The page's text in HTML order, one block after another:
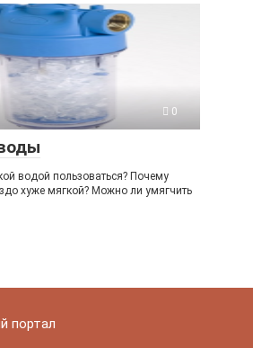
0
водой пользоваться? Почему
хуже мягкой? Можно ли умягчить
портал